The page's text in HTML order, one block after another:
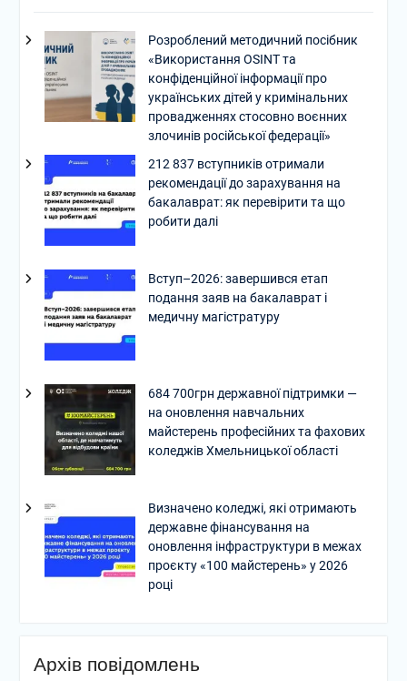
Розроблений методичний посібник
«Використання OSINT та
конфіденційної інформації про
українських дітей у кримінальних
провадженнях стосовно воєнних
злочинів російської федерації»
212 837 вступників отримали
рекомендації до зарахування на
бакалаврат: як перевірити та що
робити далі
Вступ–2026: завершився етап
подання заяв на бакалаврат і
медичну магістратуру
684 700грн державної підтримки —
на оновлення навчальних
майстерень професійних та фахових
коледжів Хмельницької області
Визначено коледжі, які отримають
державне фінансування на
оновлення інфраструктури в межах
проєкту «100 майстерень» у 2026
році
Архів повідомлень